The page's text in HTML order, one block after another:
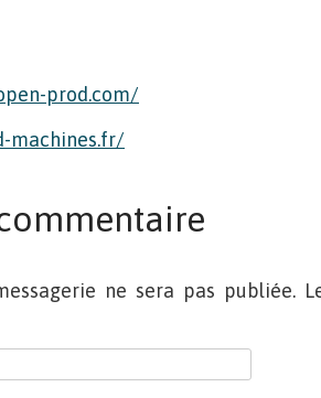
prod.com/
machines.fr/
ne sera pas publiée.